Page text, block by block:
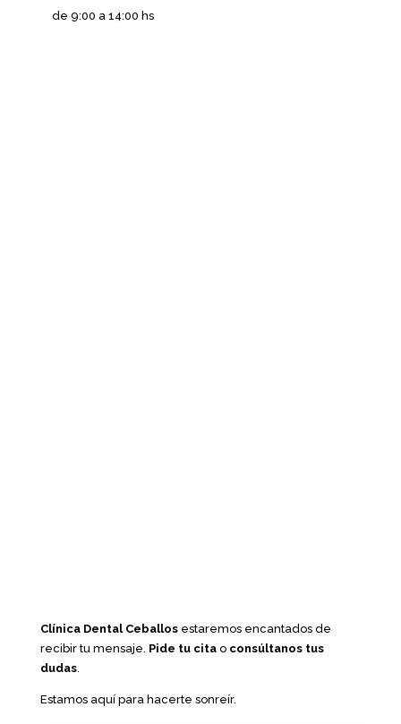
de 9:00 a 14:00 hs
Clínica Dental Ceballosestaremos encantados de
recibir tu mensaje. Pide tu citao consúltanos tus
dudas.
Estamos aquí para hacerte sonreír.